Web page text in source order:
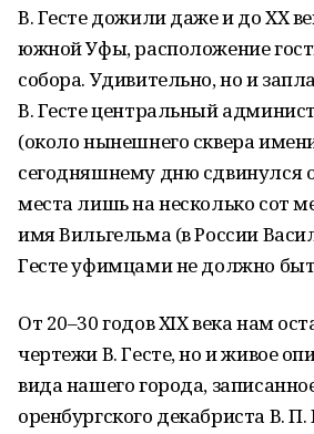
В. Гесте дожили даже и до ХХ
южной Уфы, расположение
собора. Удивительно, но и
В. Гесте центральный
(около нынешнего сквера
сегодняшнему дню сдвинулся
места лишь на несколько сот
имя Вильгельма (в России
Гесте уфимцами не должно
От 20–30 годов ХIХ века нам
чертежи В. Гесте, но и живое
вида нашего города,
оренбургского декабриста В.